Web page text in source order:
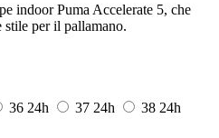
indoor Puma Accelerate 5, che
per il pallamano.
36 24h 37 24h 38 24h